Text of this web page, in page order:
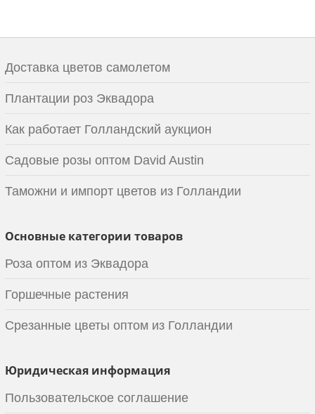
Доставка цветов самолетом
Плантации роз Эквадора
Как работает Голландский аукцион
Садовые розы оптом David Austin
Таможни и импорт цветов из Голландии
Основные категории товаров
Роза оптом из Эквадора
Горшечные растения
Срезанные цветы оптом из Голландии
Юридическая информация
Пользовательское соглашение